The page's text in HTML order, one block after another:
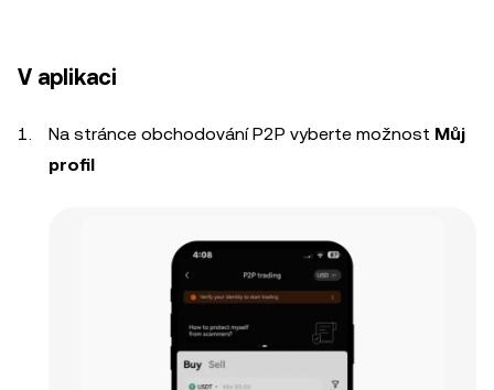
V aplikaci
Na stránce obchodování P2P vyberte možnost Můj
profil